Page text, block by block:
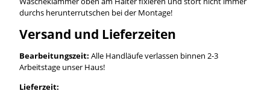
durchs herunterrutschen bei der Montage!
Versand und Lieferzeiten
Bearbeitungszeit: Alle Handläufe verlassen binnen 2-3
Arbeitstage unser Haus!
Lieferzeit: